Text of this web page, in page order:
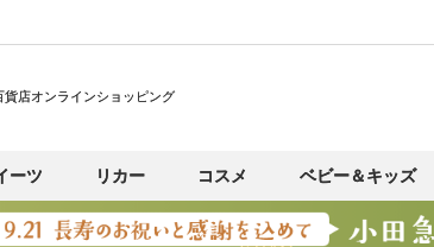
貨店オンラインショッピング
ーツ リカー コスメ ベビー＆キッズ